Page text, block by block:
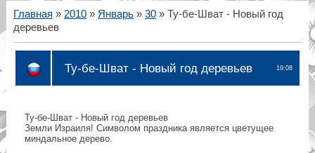
Главная » 2010 » Январь » 30» Ту-бе-Шват - Новый год
деревьев
19:08
Ту-бе-Шват - Новый год деревьев
Ту-бе-Шват - Новый год деревьев
Земли Израиля! Символом праздника является цветущее
миндальное дерево.